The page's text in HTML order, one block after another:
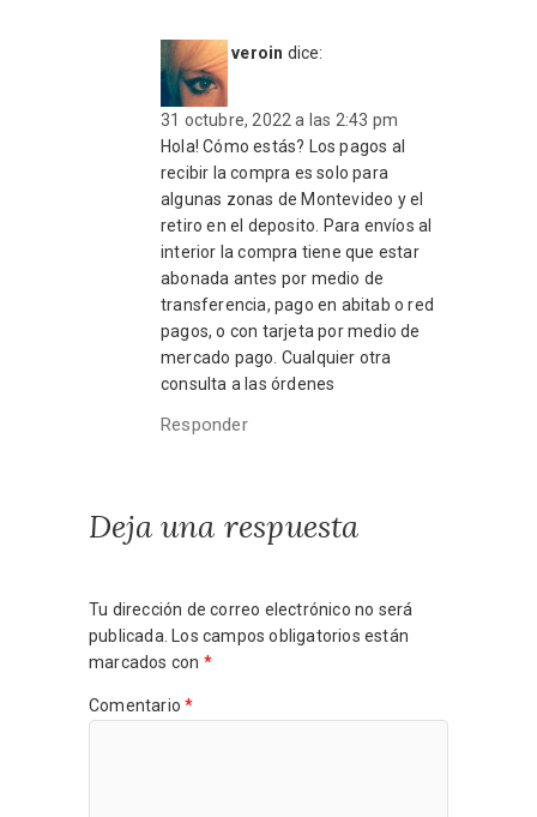
veroin dice:
31 octubre, 2022 a las 2:43 pm
Hola! Cómo estás? Los pagos al
recibir la compra es solo para
algunas zonas de Montevideo y el
retiro en el deposito. Para envíos al
interior la compra tiene que estar
abonada antes por medio de
transferencia, pago en abitab o red
pagos, o con tarjeta por medio de
mercado pago. Cualquier otra
consulta a las órdenes
Responder
Deja una respuesta
Tu dirección de correo electrónico no será
publicada.
Los campos obligatorios están
marcados con *
Comentario*